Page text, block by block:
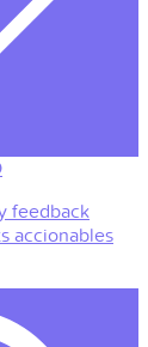
feedback
accionables